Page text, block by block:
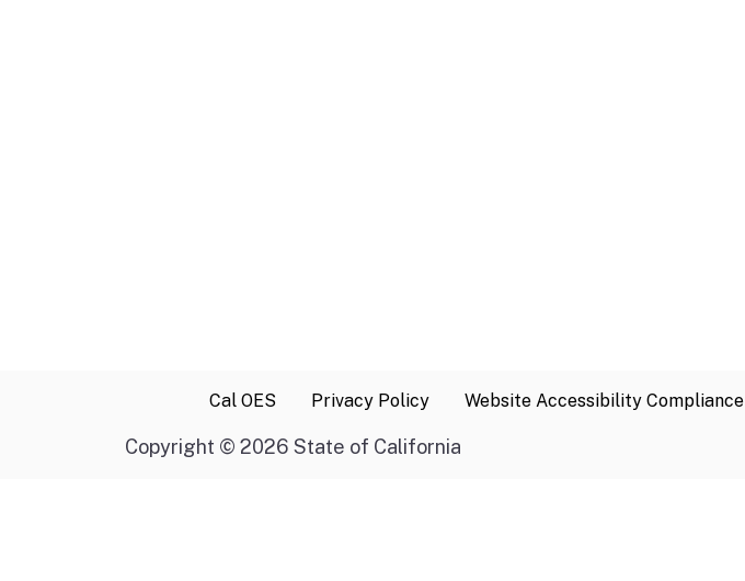
Cal OES Privacy Policy Website Accessibility Compliance
Copyright © 2026 State of California